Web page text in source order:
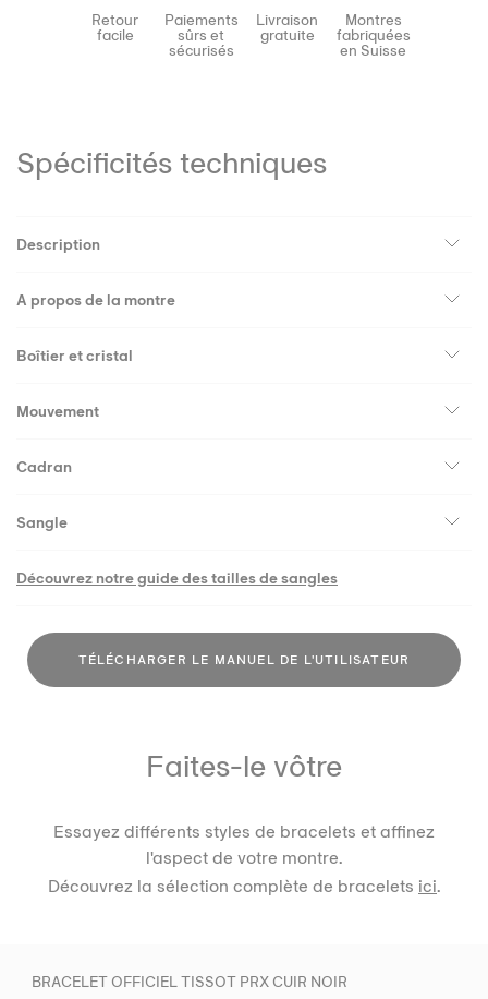
Retour
facile
Paiements
sûrs et
sécurisés
Livraison
gratuite
Montres
fabriquées
en Suisse
Spécificités techniques
Description
A propos de la montre
Boîtier et cristal
Mouvement
Cadran
Sangle
Découvrez notre guide des tailles de sangles
TÉLÉCHARGER LE MANUEL DE L'UTILISATEUR
Faites-le vôtre
Essayez différents styles de bracelets et affinez
l'aspect de votre montre.
Découvrez la sélection complète de braceletsici.
BRACELET OFFICIEL TISSOT PRX CUIR NOIR